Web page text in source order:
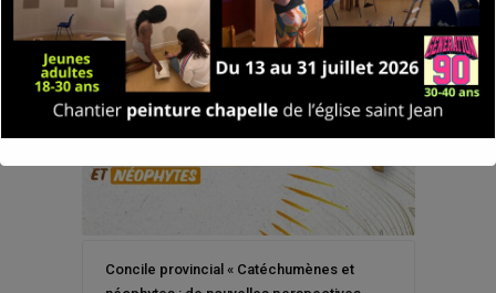
diocèses »
Concile provincial « Catéchumènes et